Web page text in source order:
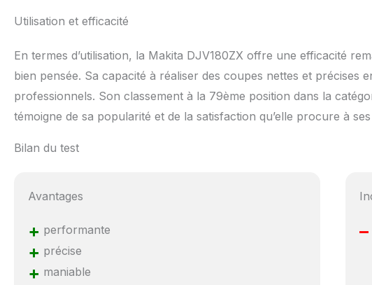
Utilisation et efficacité
En termes d’utilisation, la Makita DJV180ZX offre une efficacité
bien pensée. Sa capacité à réaliser des coupes nettes et
professionnels. Son classement à la 79ème position dans la
témoigne de sa popularité et de la satisfaction qu’elle procure à
Bilan du test
Avantages
+ performante
+ précise
+ maniable
–